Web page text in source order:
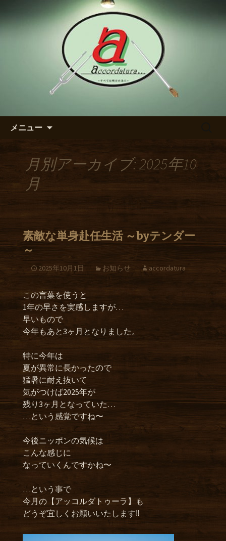
東区の泉のダイニングバー
【アッコルダトゥーラ】のブ
【アッコルダトゥーラ】のブログ
メニュー
月別アーカイブ: 2025年10
月
素敵な単身赴任生活 ～byテンダー
～
2025年10月1日 お知らせ accordatura
この言葉を使うと
1年の早さを実感しますが…
早いもので
今年もあと3ヶ月となりました。
特に今年は
夏が異常に長かったので
猛暑に耐え抜いて
気がつけば2025年が
残り3ヶ月となっていた…
…という感覚ですね〜
今後ニッポンの気候は
こんな感じに
なっていくんですかね〜
…という事で
今月の【アッコルダトゥーラ】も
どうぞ宜しくお願いいたします‼︎